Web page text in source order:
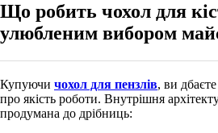
Що робить чохол для
улюбленим вибором
Купуючи чохол для пензлів, ви
про якість роботи. Внутрішня
продумана до дрібниць: